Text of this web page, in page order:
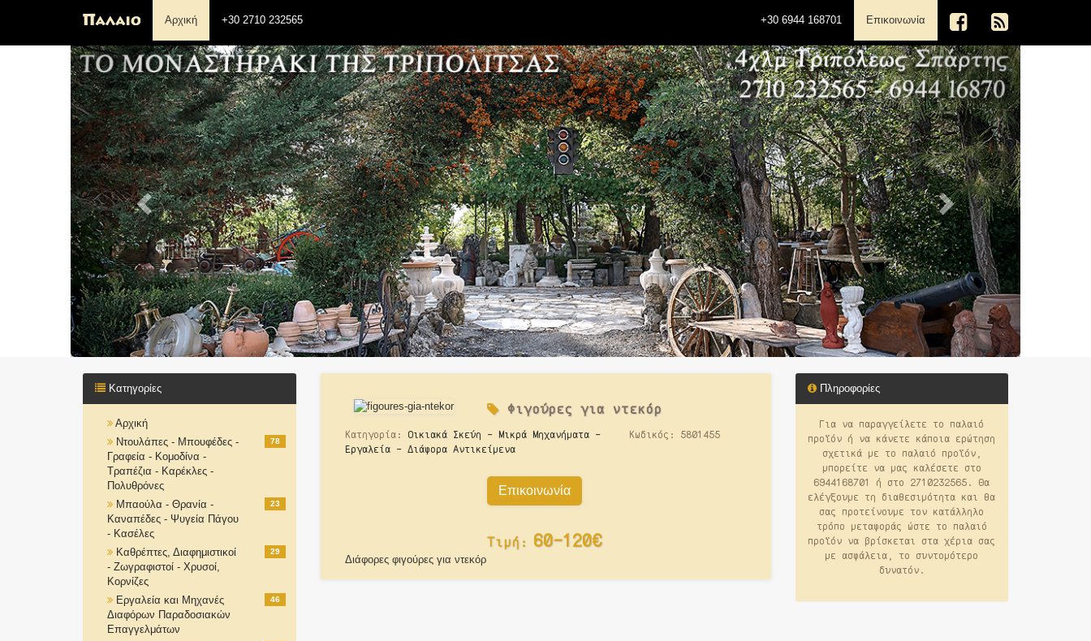
Αρχική +30 2710 232565 +30 6944 168701 Επικοινωνία (current)
Previous Next
Κατηγορίες
Αρχική
Ντουλάπες - Μπουφέδες -
Γραφεία - Κομοδίνα -
Τραπέζια - Καρέκλες -
Πολυθρόνες
78
Μπαούλα - Θρανία -
Καναπέδες - Ψυγεία Πάγου
- Κασέλες
23
Καθρέπτες, Διαφημιστικοί
- Ζωγραφιστοί - Χρυσοί,
Κορνίζες
29
Εργαλεία και Μηχανές
Διαφόρων Παραδοσιακών
Επαγγελμάτων
46
Φιγούρες για ντεκόρ
Κατηγορία: Οικιακά Σκεύη - Μικρά Μηχανήματα -
Εργαλεία - Διάφορα Αντικείμενα
Κωδικός: 5801455
Επικοινωνία
Τιμή: 60-120€
Διάφορες φιγούρες για ντεκόρ
Πληροφορίες
Για να παραγγείλετε το παλαιό
προϊόν ή να κάνετε κάποια ερώτηση
σχετικά με το παλαιό προϊόν,
μπορείτε να μας καλέσετε στο
6944168701 ή στο 2710232565. Θα
ελέγξουμε τη διαθεσιμότητα και θα
σας προτείνουμε τον κατάλληλο
τρόπο μεταφοράς ώστε το παλαιό
προϊόν να βρίσκεται στα χέρια σας
με ασφάλεια, το συντομότερο
δυνατόν.